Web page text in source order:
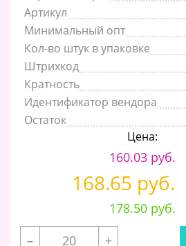
Артикул
Минимальный опт
Кол-во штук в упаковке
Штрихкод
Кратность
Идентификатор вендора
Остаток
Цена:
160.03 руб.
168.65 руб.
178.50 руб.
–
+